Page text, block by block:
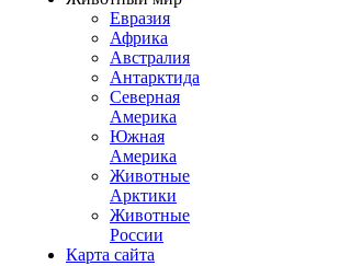
Евразия
Африка
Австралия
Антарктида
Северная
Америка
Южная
Америка
Животные
Арктики
Животные
России
Карта сайта